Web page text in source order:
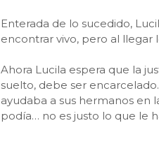
Enterada de lo sucedido,
encontrar vivo, pero al llegar
Ahora Lucila espera que la
suelto, debe ser
ayudaba a sus hermanos en
podía… no es justo lo que le